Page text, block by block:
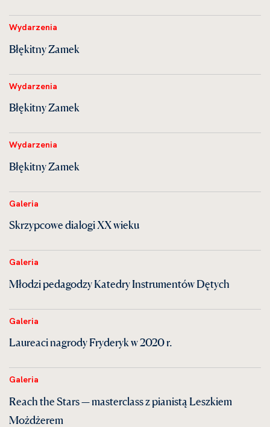
Wydarzenia
Błękitny Zamek
Wydarzenia
Błękitny Zamek
Wydarzenia
Błękitny Zamek
Galeria
Skrzypcowe dialogi XX wieku
Galeria
Młodzi pedagodzy Katedry Instrumentów Dętych
Galeria
Laureaci nagrody Fryderyk w 2020 r.
Galeria
Reach the Stars — masterclass z pianistą Leszkiem
Możdżerem